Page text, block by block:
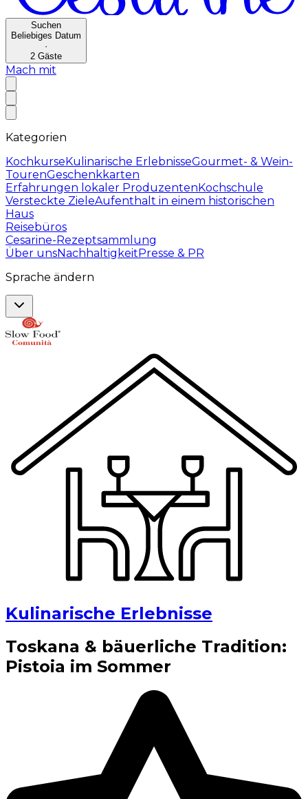
Suchen
Beliebiges Datum
·
2 Gäste
Mach mit
Kategorien
KochkurseKulinarische ErlebnisseGourmet- & Wein-
TourenGeschenkkarten
Erfahrungen lokaler ProduzentenKochschule
Versteckte ZieleAufenthalt in einem historischen
Haus
Reisebüros
Cesarine-Rezeptsammlung
Über unsNachhaltigkeitPresse & PR
Sprache ändern
Kulinarische Erlebnisse
Toskana & bäuerliche Tradition:
Pistoia im Sommer